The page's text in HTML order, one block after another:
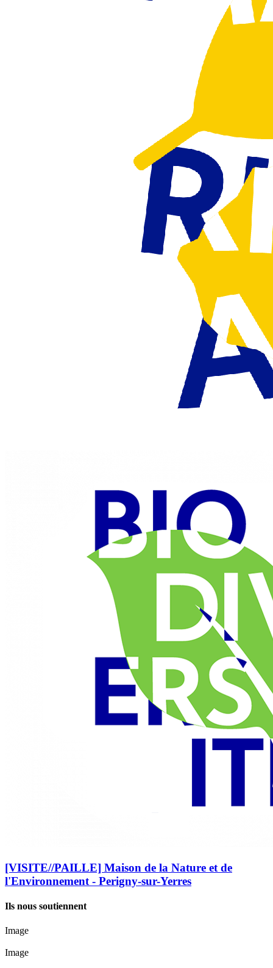
[VISITE//PAILLE] Maison de la Nature et de
l'Environnement - Perigny-sur-Yerres
Ils nous soutiennent
Image
Image